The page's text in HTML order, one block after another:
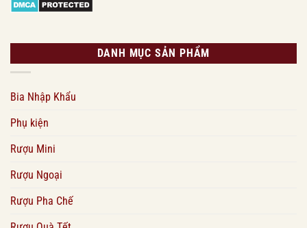
DANH MỤC SẢN PHẨM
Bia Nhập Khẩu
Phụ kiện
Rượu Mini
Rượu Ngoại
Rượu Pha Chế